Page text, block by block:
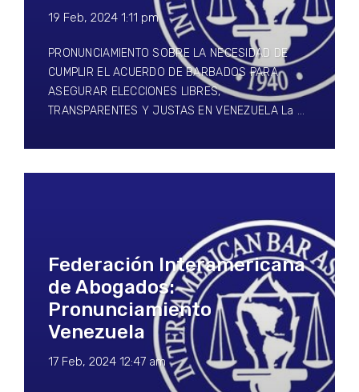
19 Feb, 2024 1:11 pm
PRONUNCIAMIENTO SOBRE LA NECESIDAD DE
CUMPLIR EL ACUERDO DE BARBADOS PARA
ASEGURAR ELECCIONES LIBRES,
TRANSPARENTES Y JUSTAS EN VENEZUELA La …
Federación Interamericana
de Abogados:
Pronunciamiento
Venezuela
17 Feb, 2024 12:47 am